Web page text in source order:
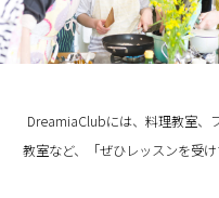
DreamiaClubには、料理教室、
教室など、「ぜひレッスンを受